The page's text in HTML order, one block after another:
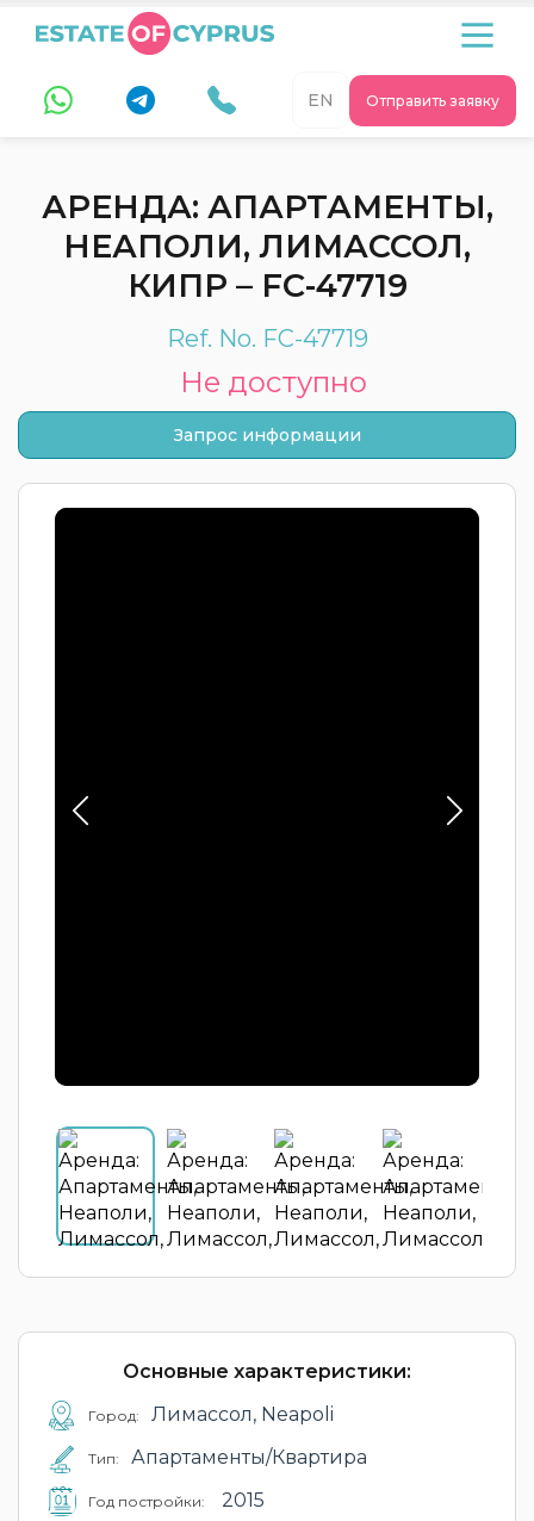
Отправить заявку
EN
АРЕНДА: АПАРТАМЕНТЫ,
НЕАПОЛИ, ЛИМАССОЛ,
КИПР – FC-47719
Ref. No. FC-47719
Не доступно
Запрос информации
Основные характеристики:
Город: Лимассол, Neapoli
Тип: Апартаменты/Квартира
Год постройки: 2015